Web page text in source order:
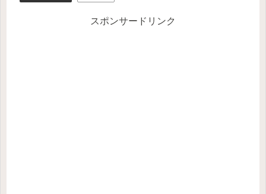
スポンサードリンク